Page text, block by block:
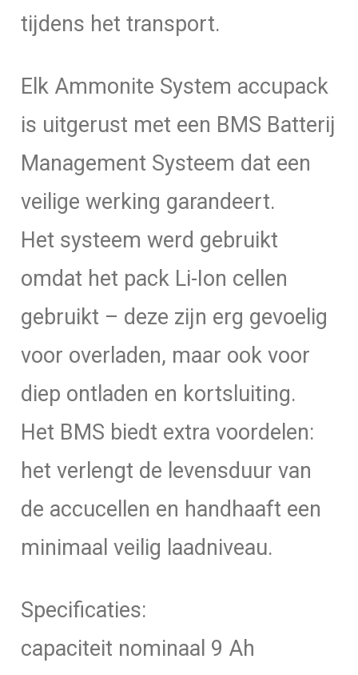
tijdens het transport.
Elk Ammonite System accupack
is uitgerust met een BMS Batterij
Management Systeem dat een
veilige werking garandeert.
Het systeem werd gebruikt
omdat het pack Li-Ion cellen
gebruikt – deze zijn erg gevoelig
voor overladen, maar ook voor
diep ontladen en kortsluiting.
Het BMS biedt extra voordelen:
het verlengt de levensduur van
de accucellen en handhaaft een
minimaal veilig laadniveau.
Specificaties:
capaciteit nominaal 9 Ah